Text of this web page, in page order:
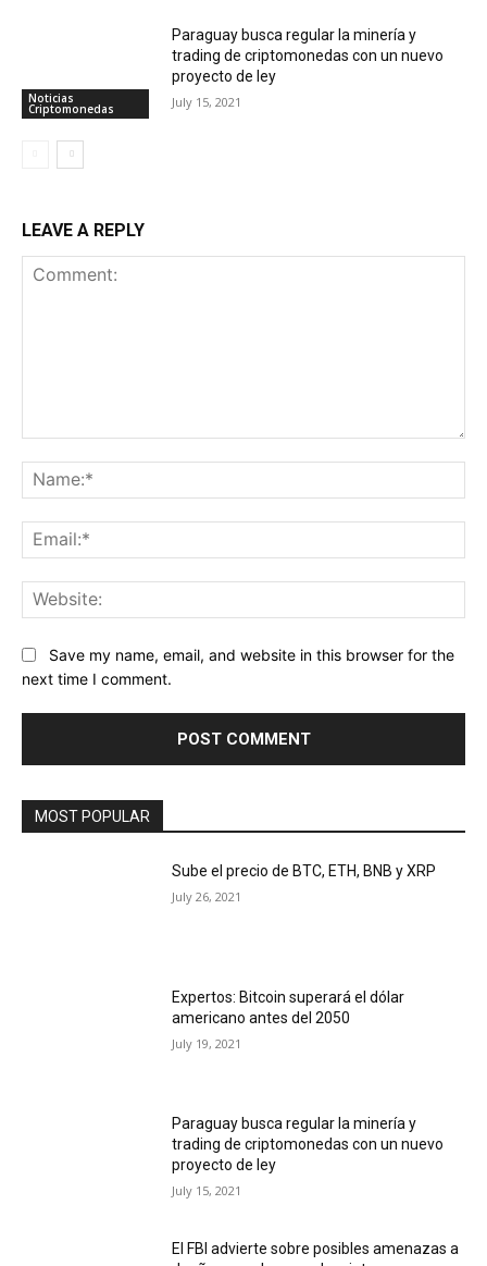
Noticias
Criptomonedas
Paraguay busca regular la minería y
trading de criptomonedas con un nuevo
proyecto de ley
July 15, 2021
LEAVE A REPLY
Save my name, email, and website in this browser for the
next time I comment.
MOST POPULAR
Sube el precio de BTC, ETH, BNB y XRP
July 26, 2021
Expertos: Bitcoin superará el dólar
americano antes del 2050
July 19, 2021
Paraguay busca regular la minería y
trading de criptomonedas con un nuevo
proyecto de ley
July 15, 2021
El FBI advierte sobre posibles amenazas a